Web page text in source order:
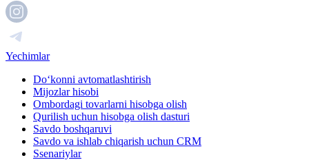
Yechimlar
Do‘konni avtomatlashtirish
Mijozlar hisobi
Ombordagi tovarlarni hisobga olish
Qurilish uchun hisobga olish dasturi
Savdo boshqaruvi
Savdo va ishlab chiqarish uchun CRM
Ssenariylar